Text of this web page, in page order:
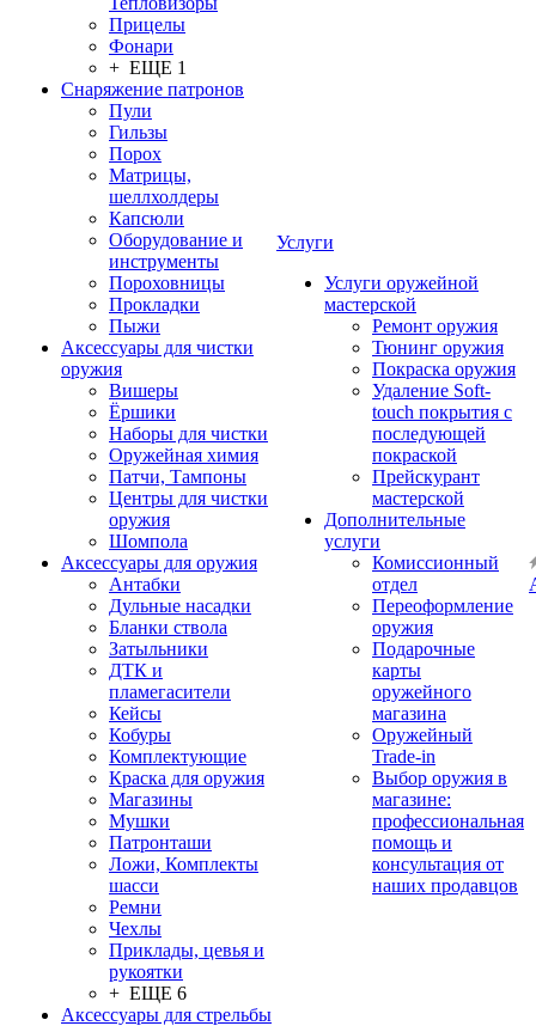
Прицелы
Фонари
+ ЕЩЕ 1
Снаряжение патронов
Пули
Гильзы
Порох
Матрицы,
шеллхолдеры
Капсюли
Оборудование и
инструменты
Пороховницы
Прокладки
Пыжи
Аксессуары для чистки
оружия
Вишеры
Ёршики
Наборы для чистки
Оружейная химия
Патчи, Тампоны
Центры для чистки
оружия
Шомпола
Аксессуары для оружия
Антабки
Дульные насадки
Бланки ствола
Затыльники
ДТК и
пламегасители
Кейсы
Кобуры
Комплектующие
Краска для оружия
Магазины
Мушки
Патронташи
Ложи, Комплекты
шасси
Ремни
Чехлы
Приклады, цевья и
рукоятки
+ ЕЩЕ 6
Аксессуары для стрельбы
Услуги
Услуги оружейной
мастерской
Ремонт оружия
Тюнинг оружия
Покраска оружия
Удаление Soft-
touch покрытия с
последующей
покраской
Прейскурант
мастерской
Дополнительные
услуги
Комиссионный
отдел
Переоформление
оружия
Подарочные
карты
оружейного
магазина
Оружейный
Trade-in
Выбор оружия в
магазине:
профессиональная
помощь и
консультация от
наших продавцов